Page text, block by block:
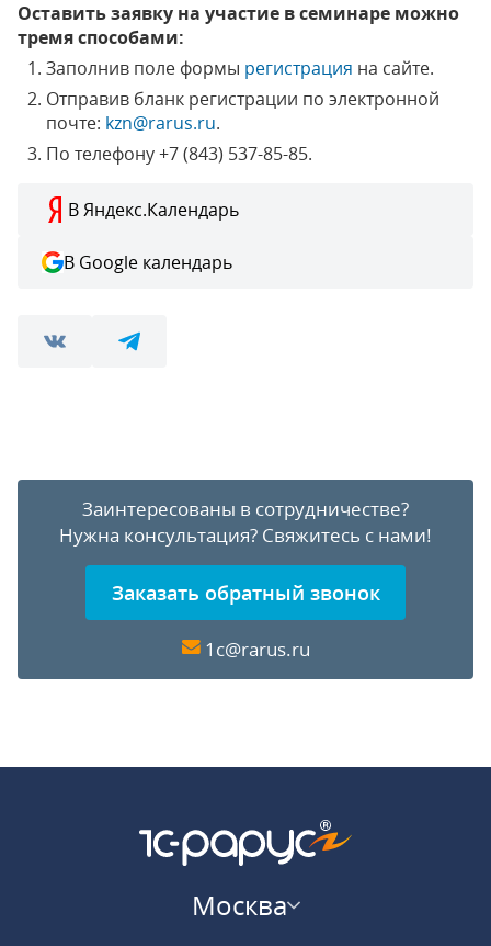
Оставить заявку на участие в семинаре можно
тремя способами:
Заполнив поле формы регистрация на сайте.
Отправив бланк регистрации по электронной
почте: kzn@rarus.ru.
По телефону +7 (843) 537-85-85.
В Яндекс.Календарь
В Google календарь
Заинтересованы в сотрудничестве?
Нужна консультация? Свяжитесь с нами!
Заказать обратный звонок
1c@rarus.ru
Москва